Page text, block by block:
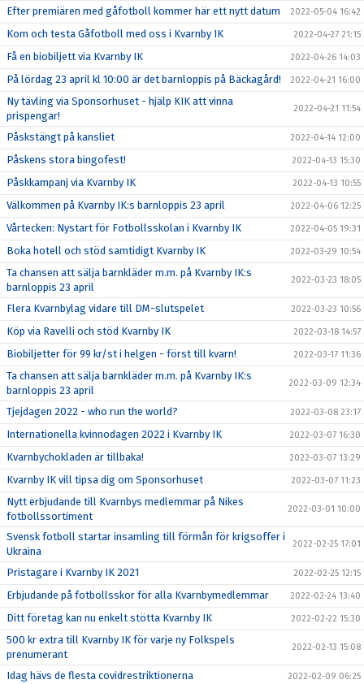
Efter premiären med gåfotboll kommer här ett nytt datum 2022-05-04 16:42
Kom och testa Gåfotboll med oss i Kvarnby IK 2022-04-27 21:15
Få en biobiljett via Kvarnby IK 2022-04-26 14:03
På lördag 23 april kl 10:00 är det barnloppis på Bäckagård! 2022-04-21 16:00
Ny tävling via Sponsorhuset - hjälp KIK att vinna
prispengar!
2022-04-21 11:54
Påskstängt på kansliet 2022-04-14 12:00
Påskens stora bingofest! 2022-04-13 15:30
Påskkampanj via Kvarnby IK 2022-04-13 10:55
Välkommen på Kvarnby IK:s barnloppis 23 april 2022-04-06 12:25
Vårtecken: Nystart för Fotbollsskolan i Kvarnby IK 2022-04-05 19:31
Boka hotell och stöd samtidigt Kvarnby IK 2022-03-29 10:54
Ta chansen att sälja barnkläder m.m. på Kvarnby IK:s
barnloppis 23 april
2022-03-23 18:05
Flera Kvarnbylag vidare till DM-slutspelet 2022-03-23 10:56
Köp via Ravelli och stöd Kvarnby IK 2022-03-18 14:57
Biobiljetter för 99 kr/st i helgen - först till kvarn! 2022-03-17 11:36
Ta chansen att sälja barnkläder m.m. på Kvarnby IK:s
barnloppis 23 april
2022-03-09 12:34
Tjejdagen 2022 - who run the world? 2022-03-08 23:17
Internationella kvinnodagen 2022 i Kvarnby IK 2022-03-07 16:30
Kvarnbychokladen är tillbaka! 2022-03-07 13:29
Kvarnby IK vill tipsa dig om Sponsorhuset 2022-03-07 11:23
Nytt erbjudande till Kvarnbys medlemmar på Nikes
fotbollssortiment
2022-03-01 10:00
Svensk fotboll startar insamling till förmån för krigsoffer i
Ukraina
2022-02-25 17:01
Pristagare i Kvarnby IK 2021 2022-02-25 12:15
Erbjudande på fotbollsskor för alla Kvarnbymedlemmar 2022-02-24 13:40
Ditt företag kan nu enkelt stötta Kvarnby IK 2022-02-22 15:30
500 kr extra till Kvarnby IK för varje ny Folkspels
prenumerant
2022-02-13 15:08
Idag hävs de flesta covidrestriktionerna 2022-02-09 06:25